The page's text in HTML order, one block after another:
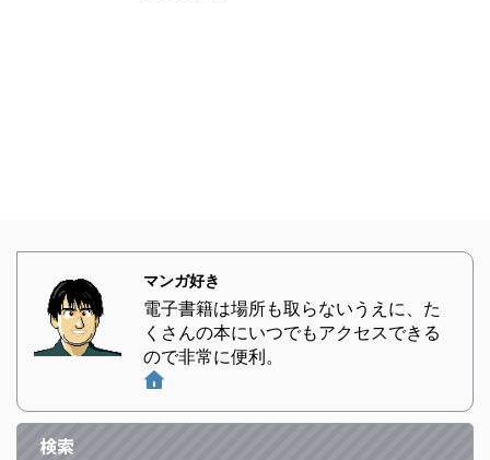
マンガ好き
電子書籍は場所も取らないうえに、た
くさんの本にいつでもアクセスできる
ので非常に便利。
検索